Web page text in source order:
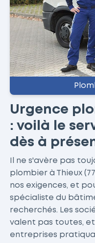
Urgence
: voilà le
dès à
Il ne s'avère pas
plombier à Thieux
nos exigences, et
spécialiste du
recherchés. Les
valent pas toutes,
entreprises